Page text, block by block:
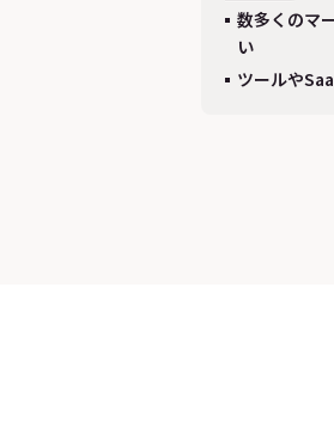
数多くのマ
い
ツールや